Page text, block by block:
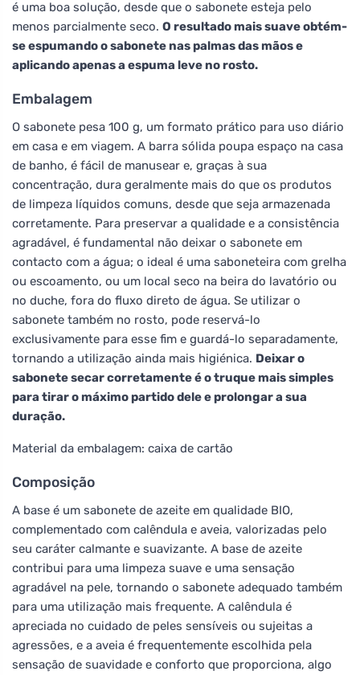
é uma boa solução, desde que o sabonete esteja pelo
menos parcialmente seco. O resultado mais suave obtém-
se espumando o sabonete nas palmas das mãos e
aplicando apenas a espuma leve no rosto.
Embalagem
O sabonete pesa 100 g, um formato prático para uso diário
em casa e em viagem. A barra sólida poupa espaço na casa
de banho, é fácil de manusear e, graças à sua
concentração, dura geralmente mais do que os produtos
de limpeza líquidos comuns, desde que seja armazenada
corretamente. Para preservar a qualidade e a consistência
agradável, é fundamental não deixar o sabonete em
contacto com a água; o ideal é uma saboneteira com grelha
ou escoamento, ou um local seco na beira do lavatório ou
no duche, fora do fluxo direto de água. Se utilizar o
sabonete também no rosto, pode reservá-lo
exclusivamente para esse fim e guardá-lo separadamente,
tornando a utilização ainda mais higiénica. Deixar o
sabonete secar corretamente é o truque mais simples
para tirar o máximo partido dele e prolongar a sua
duração.
Material da embalagem: caixa de cartão
Composição
A base é um sabonete de azeite em qualidade BIO,
complementado com calêndula e aveia, valorizadas pelo
seu caráter calmante e suavizante. A base de azeite
contribui para uma limpeza suave e uma sensação
agradável na pele, tornando o sabonete adequado também
para uma utilização mais frequente. A calêndula é
apreciada no cuidado de peles sensíveis ou sujeitas a
agressões, e a aveia é frequentemente escolhida pela
sensação de suavidade e conforto que proporciona, algo